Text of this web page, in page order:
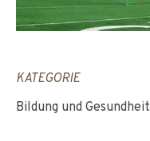
KATEGORIE
Bildung und Gesundheit